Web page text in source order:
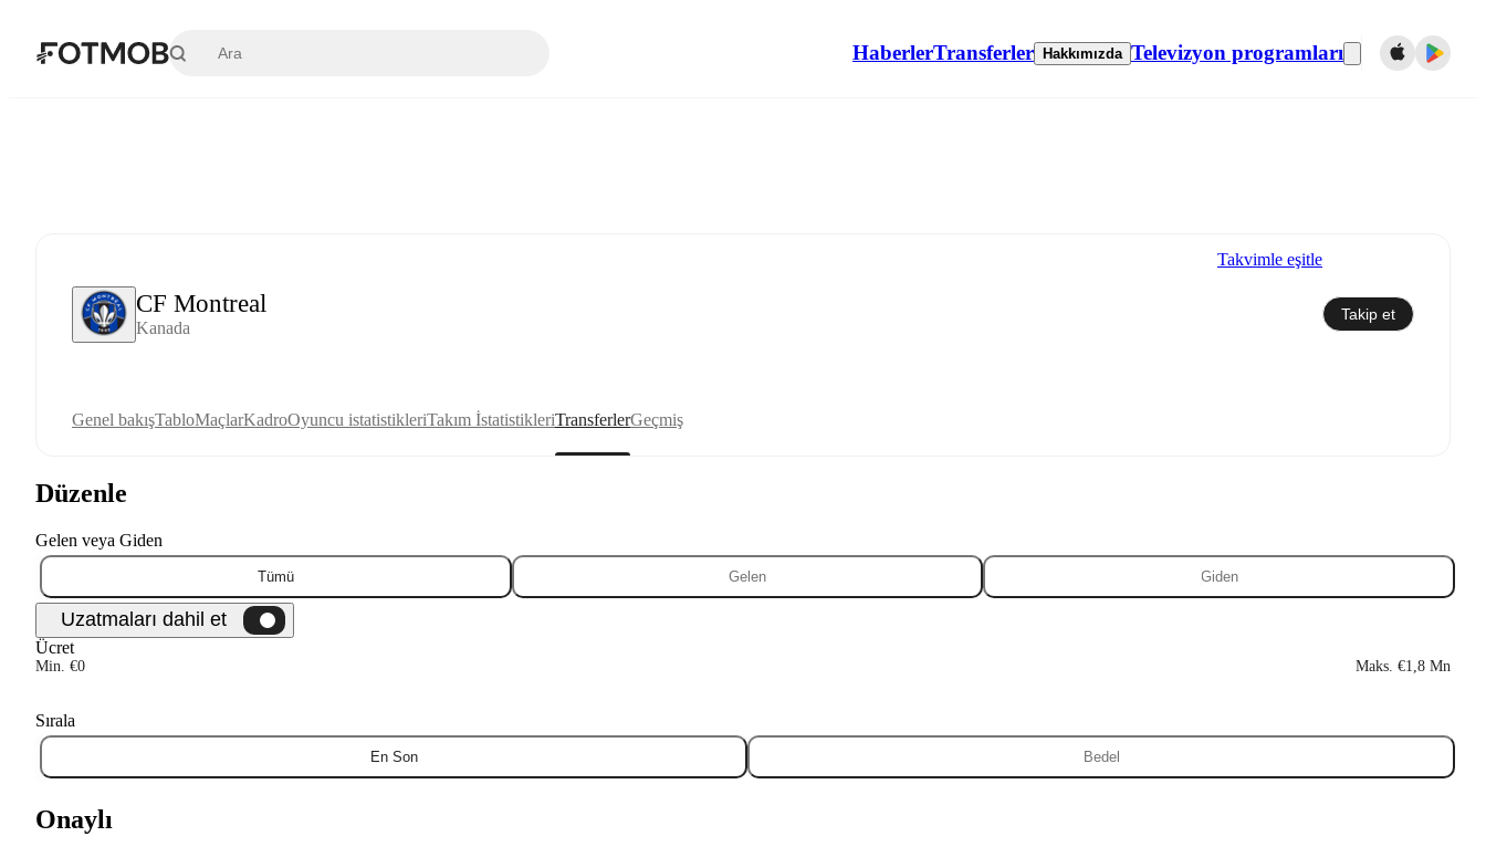
HaberlerTransferler Hakkımızda Televizyon programları
CF Montreal
Kanada
Takvimle eşitle
Takip et
Genel bakışTabloMaçlarKadroOyuncu istatistikleriTakım İstatistikleriTransferlerGeçmiş
Düzenle
Gelen veya Giden
Tümü Gelen Giden
Ücret
Min. €0 Maks. €1,8 Mn
Sırala
En Son Bedel
Onaylı